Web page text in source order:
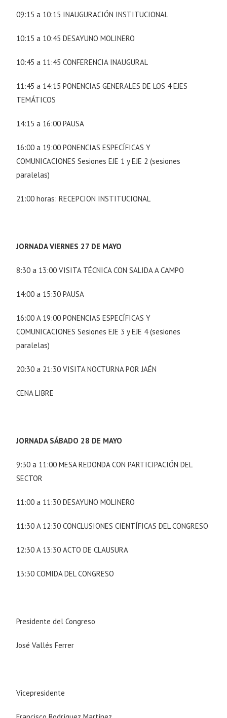
09:15 a 10:15 INAUGURACIÓN INSTITUCIONAL
10:15 a 10:45 DESAYUNO MOLINERO
10:45 a 11:45 CONFERENCIA INAUGURAL
11:45 a 14:15 PONENCIAS GENERALES DE LOS 4 EJES
TEMÁTICOS
14:15 a 16:00 PAUSA
16:00 a 19:00 PONENCIAS ESPECÍFICAS Y
COMUNICACIONES Sesiones EJE 1 y EJE 2 (sesiones
paralelas)
21:00 horas: RECEPCION INSTITUCIONAL
JORNADA VIERNES 27 DE MAYO
8:30 a 13:00 VISITA TÉCNICA CON SALIDA A CAMPO
14:00 a 15:30 PAUSA
16:00 A 19:00 PONENCIAS ESPECÍFICAS Y
COMUNICACIONES Sesiones EJE 3 y EJE 4 (sesiones
paralelas)
20:30 a 21:30 VISITA NOCTURNA POR JAÉN
CENA LIBRE
JORNADA SÁBADO 28 DE MAYO
9:30 a 11:00 MESA REDONDA CON PARTICIPACIÓN DEL
SECTOR
11:00 a 11:30 DESAYUNO MOLINERO
11:30 A 12:30 CONCLUSIONES CIENTÍFICAS DEL CONGRESO
12:30 A 13:30 ACTO DE CLAUSURA
13:30 COMIDA DEL CONGRESO
Presidente del Congreso
José Vallés Ferrer
Vicepresidente